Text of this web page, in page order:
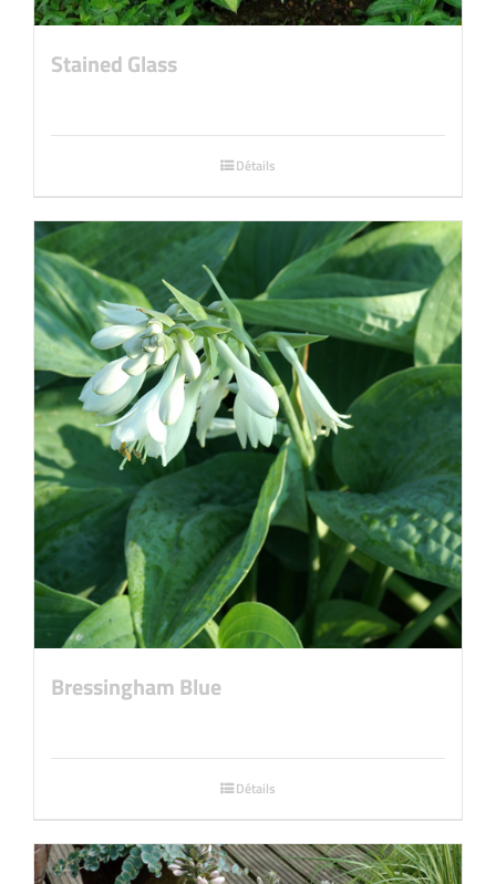
Stained Glass
Détails
Bressingham Blue
Détails